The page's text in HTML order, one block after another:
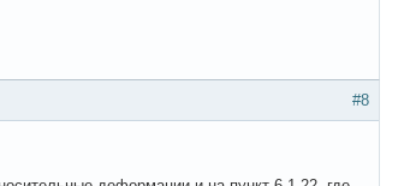
#8